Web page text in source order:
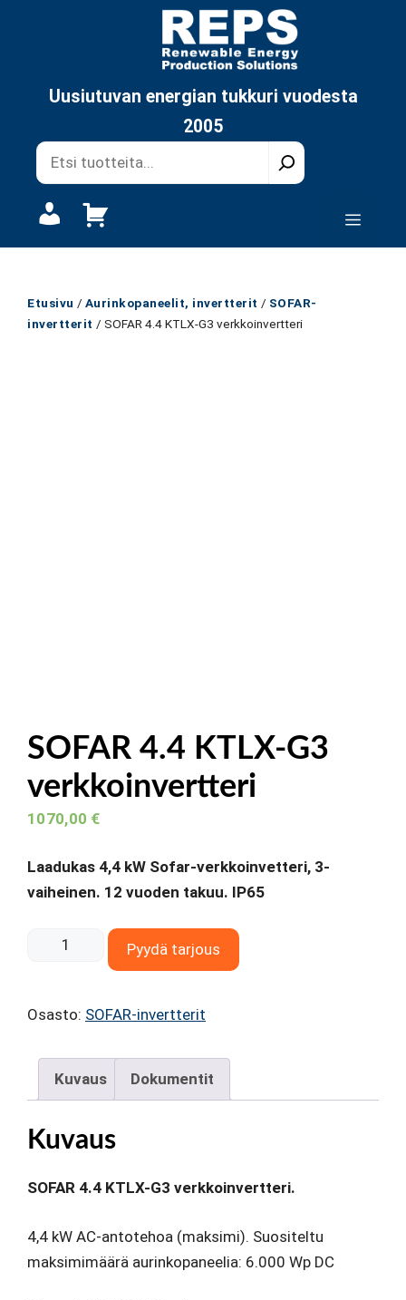
Uusiutuvan energian tukkuri vuodesta
2005
Etusivu / Aurinkopaneelit, invertterit / SOFAR-
invertterit / SOFAR 4.4 KTLX-G3 verkkoinvertteri
SOFAR 4.4 KTLX-G3
verkkoinvertteri
1070,00 €
Laadukas 4,4 kW Sofar-verkkoinvetteri, 3-
vaiheinen. 12 vuoden takuu. IP65
SOFAR
G3
määrä
Pyydä tarjous
Osasto: SOFAR-invertterit
Kuvaus Dokumentit
Kuvaus
SOFAR 4.4 KTLX-G3 verkkoinvertteri.
4,4 kW AC-antotehoa (maksimi). Suositeltu
maksimimäärä aurinkopaneelia: 6.000 Wp DC